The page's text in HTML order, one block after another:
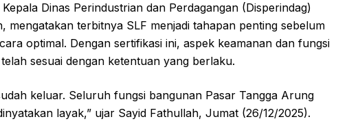
Dinas Perindustrian dan Perdagangan (Disperindag)
mengatakan terbitnya SLF menjadi tahapan penting sebelum
optimal. Dengan sertifikasi ini, aspek keamanan dan fungsi
sesuai dengan ketentuan yang berlaku.
keluar. Seluruh fungsi bangunan Pasar Tangga Arung
layak,” ujar Sayid Fathullah, Jumat (26/12/2025).